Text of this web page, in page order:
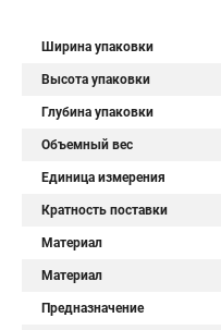
Ширина упаковки
Высота упаковки
Глубина упаковки
Объемный вес
Единица измерения
Кратность поставки
Материал
Материал
Предназначение